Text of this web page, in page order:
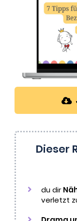
Dieser
du dir
verletzt